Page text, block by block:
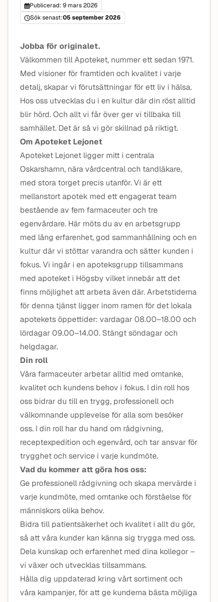
Publicerad: 9 mars 2026
Sök senast:05 september 2026
Jobba för originalet.
Välkommen till Apoteket, nummer ett sedan 1971.
Med visioner för framtiden och kvalitet i varje
detalj, skapar vi förutsättningar för ett liv i hälsa.
Hos oss utvecklas du i en kultur där din röst alltid
blir hörd. Och allt vi får över ger vi tillbaka till
samhället. Det är så vi gör skillnad på riktigt.
Om Apoteket Lejonet
Apoteket Lejonet ligger mitt i centrala
Oskarshamn, nära vårdcentral och tandläkare,
med stora torget precis utanför. Vi är ett
mellanstort apotek med ett engagerat team
bestående av fem farmaceuter och tre
egenvårdare. Här möts du av en arbetsgrupp
med lång erfarenhet, god sammanhållning och en
kultur där vi stöttar varandra och sätter kunden i
fokus. Vi ingår i en apoteksgrupp tillsammans
med apoteket i Högsby vilket innebär att det
finns möjlighet att arbeta även där.Arbetstiderna
för denna tjänst ligger inom ramen för det lokala
apotekets öppettider: vardagar 08.00–18.00 och
lördagar 09.00–14.00. Stängt söndagar och
helgdagar.
Din roll
Våra farmaceuter arbetar alltid med omtanke,
kvalitet och kundens behov i fokus. I din roll hos
oss bidrar du till en trygg, professionell och
välkomnande upplevelse för alla som besöker
oss. I din roll har du hand om rådgivning,
receptexpedition och egenvård, och tar ansvar för
trygghet och service i varje kundmöte.
Vad du kommer att göra hos oss:
Ge professionell rådgivning och skapa mervärde i
varje kundmöte, med omtanke och förståelse för
människors olika behov.
Bidra till patientsäkerhet och kvalitet i allt du gör,
så att våra kunder kan känna sig trygga med oss.
Dela kunskap och erfarenhet med dina kollegor –
vi växer och utvecklas tillsammans.
Hålla dig uppdaterad kring vårt sortiment och
våra kampanjer, för att ge kunderna bästa möjliga